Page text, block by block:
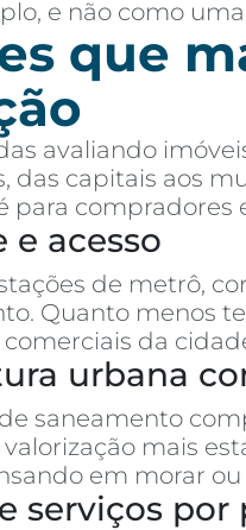
e não como
que
avaliando
das capitais aos
para compradores
e acesso
de metrô,
Quanto menos
da
urbana
saneamento
mais
em morar ou
serviços por